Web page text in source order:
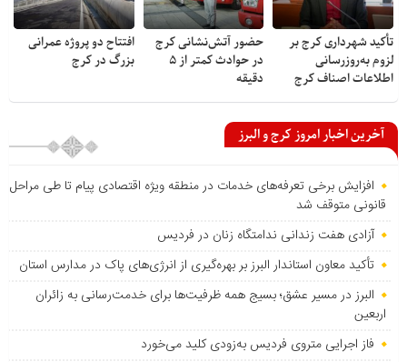
تأکید شهرداری کرج بر
لزوم به‌روزرسانی
اطلاعات اصناف کرج
حضور آتش‌نشانی کرج
در حوادث کمتر از ۵
دقیقه
افتتاح دو پروژه عمرانی
بزرگ در کرج
آخرین اخبار امروز کرج و البرز
افزایش برخی تعرفه‌های خدمات در منطقه ویژه اقتصادی پیام تا طی مراحل
قانونی متوقف شد
آزادی هفت زندانی ندامتگاه زنان در فردیس
تأکید معاون استاندار البرز بر بهره‌گیری از انرژی‌های پاک در مدارس استان
البرز در مسیر عشق؛ بسیج همه ظرفیت‌ها برای خدمت‌رسانی به زائران
اربعین
فاز اجرایی متروی فردیس به‌زودی کلید می‌خورد